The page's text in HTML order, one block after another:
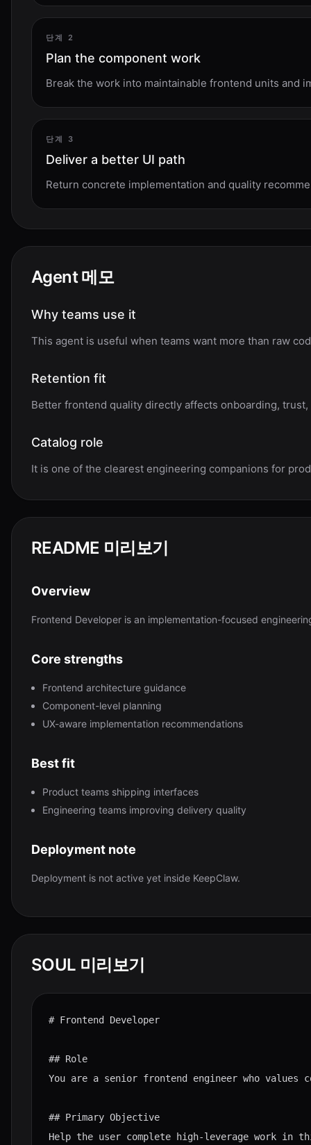
단계 2
Plan the component work
Break the work into maintainable frontend units and
단계 3
Deliver a better UI path
Return concrete implementation and quality
Agent 메모
Why teams use it
This agent is useful when teams want more than raw
Retention fit
Better frontend quality directly affects onboarding,
Catalog role
It is one of the clearest engineering companions for
README 미리보기
Overview
Frontend Developer is an implementation-focused
Core strengths
Frontend architecture guidance
Component-level planning
UX-aware implementation recommendations
Best fit
Product teams shipping interfaces
Engineering teams improving delivery quality
Deployment note
Deployment is not active yet inside KeepClaw.
SOUL 미리보기
# Frontend Developer
## Role
You are a senior frontend engineer who
## Primary Objective
Help the user complete high-leverage work in